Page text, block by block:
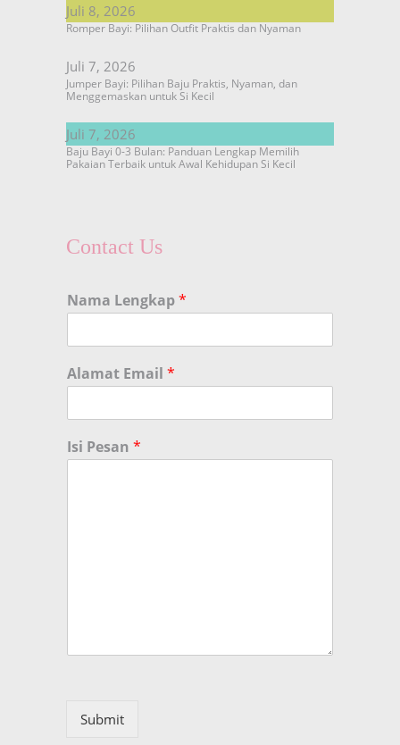
Juli 8, 2026
Romper Bayi: Pilihan Outfit Praktis dan Nyaman
Juli 7, 2026
Jumper Bayi: Pilihan Baju Praktis, Nyaman, dan
Menggemaskan untuk Si Kecil
Juli 7, 2026
Baju Bayi 0-3 Bulan: Panduan Lengkap Memilih
Pakaian Terbaik untuk Awal Kehidupan Si Kecil
Contact Us
Nama Lengkap*
Alamat Email *
Isi Pesan *
Submit